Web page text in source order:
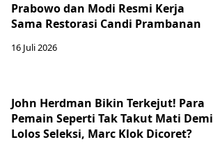
Prabowo dan Modi Resmi Kerja
Sama Restorasi Candi Prambanan
16 Juli 2026
John Herdman Bikin Terkejut! Para
Pemain Seperti Tak Takut Mati Demi
Lolos Seleksi, Marc Klok Dicoret?